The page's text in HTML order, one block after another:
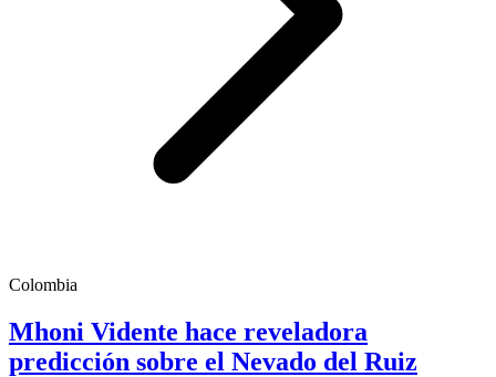
Colombia
Mhoni Vidente hace reveladora
predicción sobre el Nevado del Ruiz